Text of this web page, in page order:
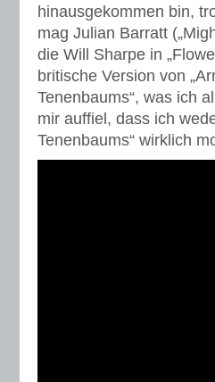
hinausgekommen bin,
mag Julian Barratt
die Will Sharpe in
britische Version von
Tenenbaums“, was ich
mir auffiel, dass ich
Tenenbaums“ wirklich